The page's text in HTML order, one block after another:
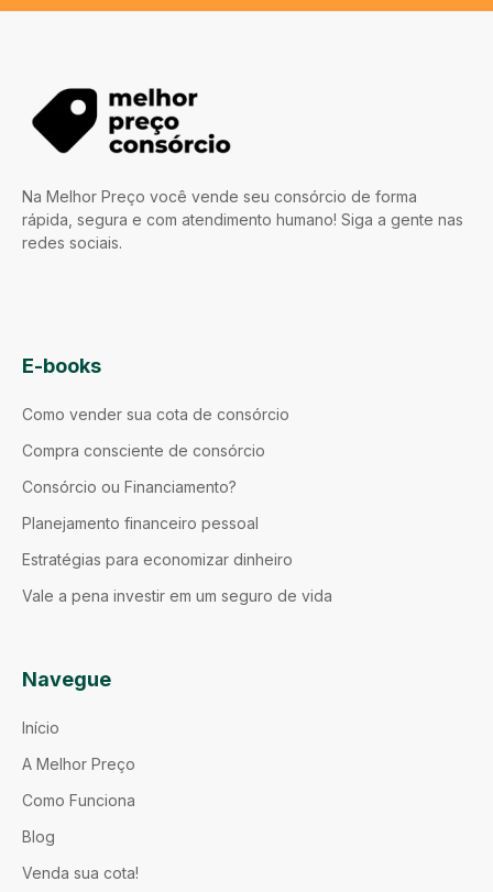
Na Melhor Preço você vende seu consórcio de forma
rápida, segura e com atendimento humano! Siga a gente nas
redes sociais.
E-books
Como vender sua cota de consórcio
Compra consciente de consórcio
Consórcio ou Financiamento?
Planejamento financeiro pessoal
Estratégias para economizar dinheiro
Vale a pena investir em um seguro de vida
Navegue
Início
A Melhor Preço
Como Funciona
Blog
Venda sua cota!